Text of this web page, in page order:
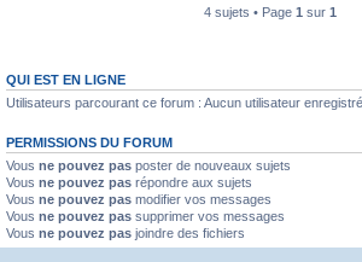
4 sujets • Page 1 sur 1
QUI EST EN LIGNE
Utilisateurs parcourant ce forum : Aucun utilisateur
PERMISSIONS DU FORUM
Vous ne pouvez pas poster de nouveaux sujets
Vous ne pouvez pas répondre aux sujets
Vous ne pouvez pas modifier vos messages
Vous ne pouvez pas supprimer vos messages
Vous ne pouvez pas joindre des fichiers